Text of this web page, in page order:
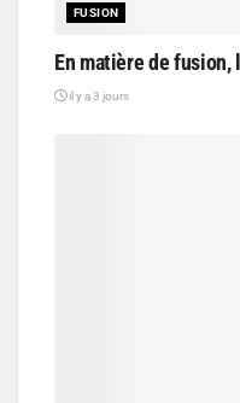
FUSION
En matière de
il y a 3 jours